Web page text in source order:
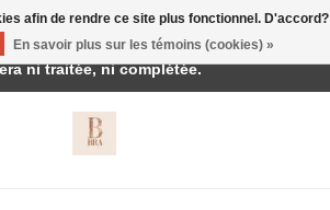
afin de rendre ce site plus fonctionnel. D'accord?
En savoir plus sur les témoins (cookies) »
construction. Toute commande passée
ni traitée, ni complétée.